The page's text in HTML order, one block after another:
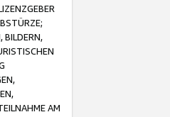
BILDERN,
AM